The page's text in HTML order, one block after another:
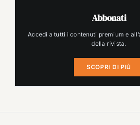
Abbonati
Accedi a tutti i contenuti premium e
della rivista.
SCOPRI DI PIÙ